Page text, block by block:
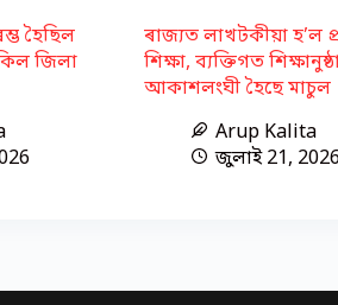
হৈছিল
জিলা
ৰাজ্যত লাখটকীয়া হ’ল
শিক্ষা, ব্যক্তিগত
আকাশলংঘী হৈছে মাচুল
Arup Kalita
জুলাই 21, 2026